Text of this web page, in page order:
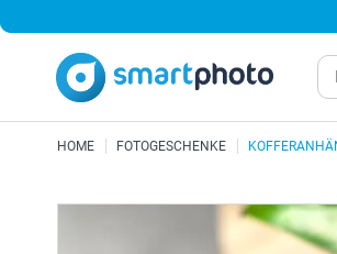
HOME FOTOGESCHENKE